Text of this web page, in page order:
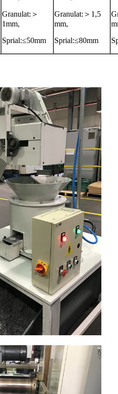
Granulat:＞
1mm,
Sprial:≤50mm
Granulat:＞1,5
mm,
Sprial:≤80mm